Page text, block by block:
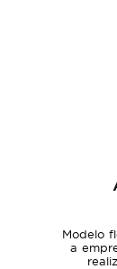
Modelo
a